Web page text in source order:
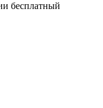
бесплатный